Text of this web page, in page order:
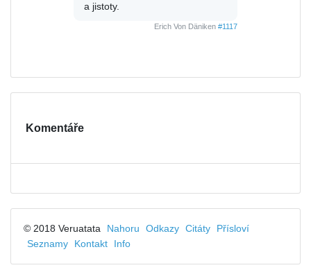
a jistoty.
Erich Von Däniken #1117
Komentáře
© 2018 Veruatata Nahoru Odkazy Citáty
Přísloví
Seznamy
Kontakt Info